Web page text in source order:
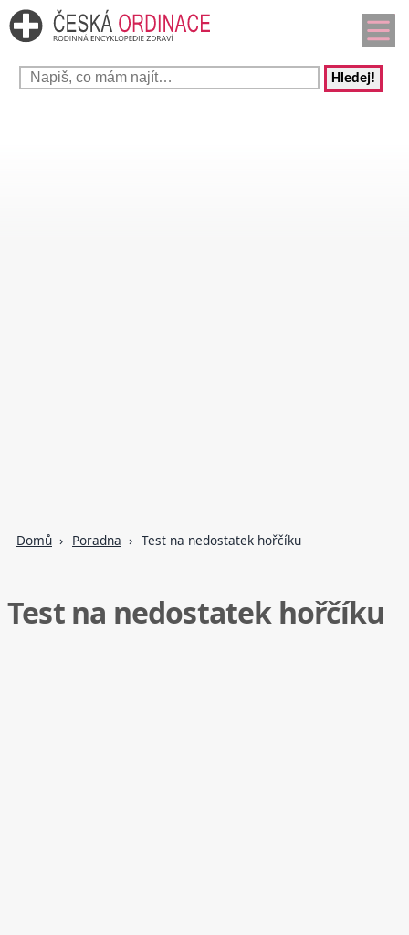
Hledej!
Domů Poradna Test na nedostatek hořčíku
Test na nedostatek hořčíku